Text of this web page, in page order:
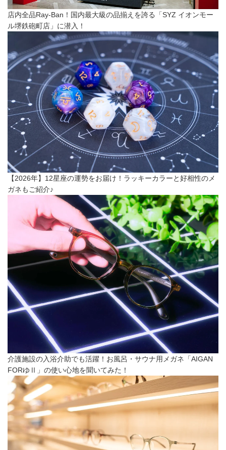
店内全品Ray-Ban！国内最大級の品揃えを誇る「SYZ イオンモー
ル堺鉄砲町店」に潜入！
【2026年】12星座の運勢をお届け！ラッキーカラーと好相性のメ
ガネもご紹介♪
介護施設の入浴介助でも活躍！お風呂・サウナ用メガネ「AIGAN
FORゆⅡ」の使い心地を聞いてみた！